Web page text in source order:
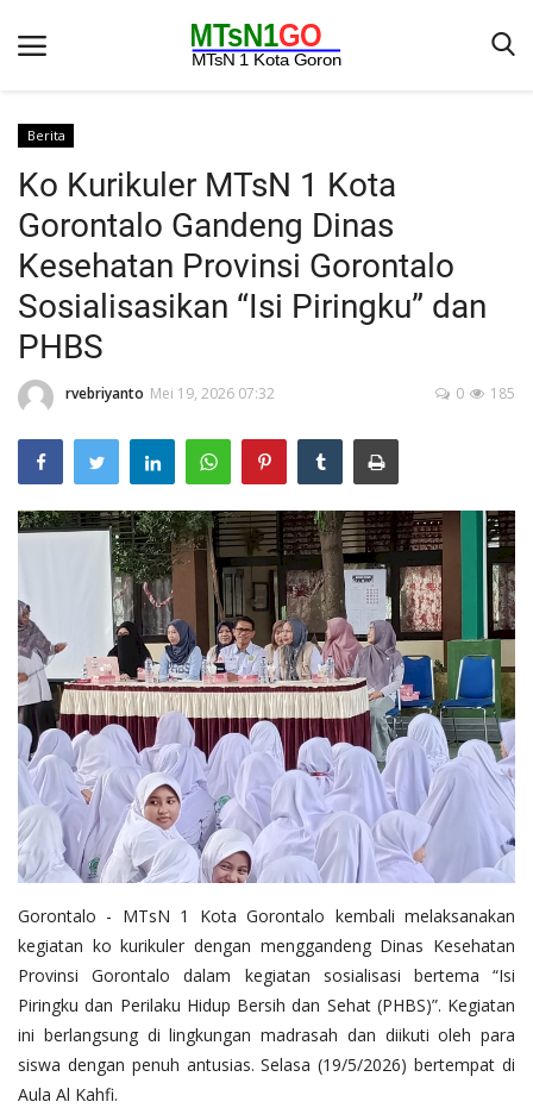
Beranda
Berita
Kontak
Galeri
OPINI
Syarat dan Ketentuan
Aplikasi
Layanan Publik
Whistleblowing System
Tentang Kami
Berita
Ko Kurikuler MTsN 1 Kota
Gorontalo Gandeng Dinas
Kesehatan Provinsi Gorontalo
Sosialisasikan “Isi Piringku” dan
PHBS
rvebriyanto Mei 19, 2026 07:32 185
0
Gorontalo - MTsN 1 Kota Gorontalo kembali melaksanakan
kegiatan ko kurikuler dengan menggandeng Dinas Kesehatan
Provinsi Gorontalo dalam kegiatan sosialisasi bertema “Isi
Piringku dan Perilaku Hidup Bersih dan Sehat (PHBS)”. Kegiatan
ini berlangsung di lingkungan madrasah dan diikuti oleh para
siswa dengan penuh antusias. Selasa (19/5/2026) bertempat di
Aula Al Kahfi.